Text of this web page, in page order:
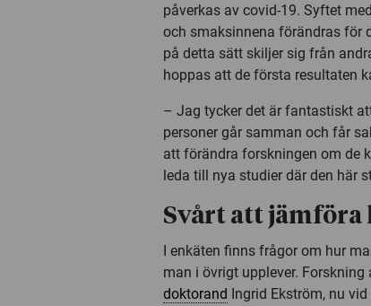
påverkas av covid-19. Syftet
och smaksinnena förändras för
på detta sätt skiljer sig från
hoppas att de första resultaten
– Jag tycker det är fantastiskt
personer går samman och får
att förändra forskningen om de
leda till nya studier där den här
Svårt att
I enkäten finns frågor om hur
man i övrigt upplever.
doktorand Ingrid Ekström, nu